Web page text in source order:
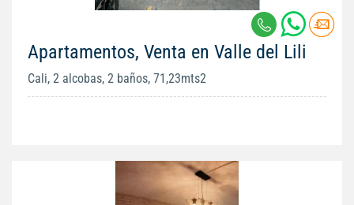
Apartamentos, Venta en Valle del Lili
Cali, 2 alcobas, 2 baños, 71,23mts2